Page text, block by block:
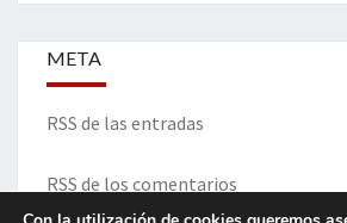
META
RSS de las entradas
RSS de los comentarios